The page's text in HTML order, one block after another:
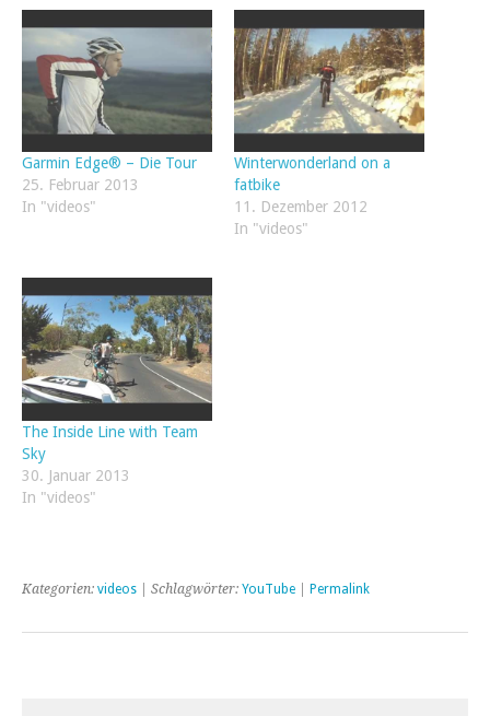
Garmin Edge® – Die Tour
25. Februar 2013
In "videos"
Winterwonderland on a
fatbike
11. Dezember 2012
In "videos"
The Inside Line with Team
Sky
30. Januar 2013
In "videos"
Kategorien: videos | Schlagwörter: YouTube Permalink